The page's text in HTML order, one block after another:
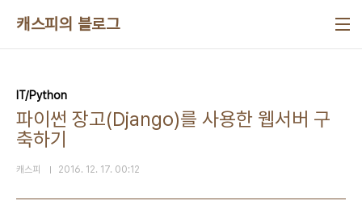
캐스피의 블로그
IT/Python
파이썬 장고(Django)를 사용한 웹서버 구
축하기
캐스피 2016. 12. 17. 00:12